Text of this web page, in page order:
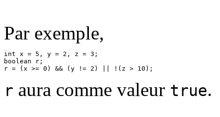
Par exemple,
int x = 5, y = 2, z = 3;
boolean r;
r aura comme valeur true.